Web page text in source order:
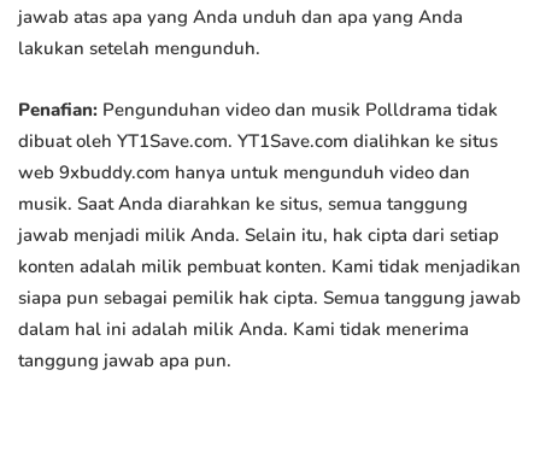
jawab atas apa yang Anda unduh dan apa yang Anda
lakukan setelah mengunduh.
Penafian: Pengunduhan video dan musik Polldrama tidak
dibuat oleh YT1Save.com. YT1Save.com dialihkan ke situs
web 9xbuddy.com hanya untuk mengunduh video dan
musik. Saat Anda diarahkan ke situs, semua tanggung
jawab menjadi milik Anda. Selain itu, hak cipta dari setiap
konten adalah milik pembuat konten. Kami tidak menjadikan
siapa pun sebagai pemilik hak cipta. Semua tanggung jawab
dalam hal ini adalah milik Anda. Kami tidak menerima
tanggung jawab apa pun.